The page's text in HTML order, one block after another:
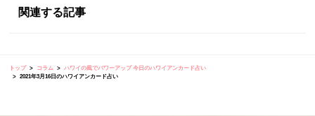
関連する記事
トップ コラム
ハワイの風でパワーアップ 今日のハワイアンカード占い
2021年3月16日のハワイアンカード占い